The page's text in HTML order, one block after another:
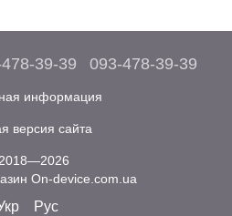
39-39 093-478-39-39
информация
версия сайта
On-device.com.ua
Рус